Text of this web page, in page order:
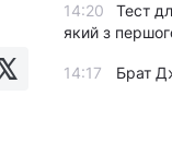
14:20
Тест
який з
14:17 Брат